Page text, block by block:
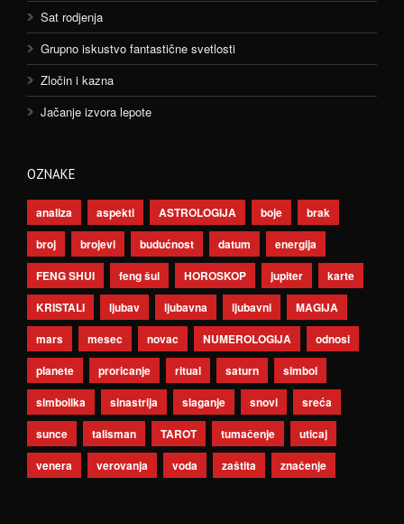
Sat rodjenja
Grupno iskustvo fantastične svetlosti
Zločin i kazna
Jačanje izvora lepote
OZNAKE
analiza aspekti ASTROLOGIJA boje
brak
broj
brojevi budućnost datum
energija
FENG SHUI
feng šui HOROSKOP jupiter
karte
KRISTALI
ljubav ljubavna ljubavni
MAGIJA
mars
mesec novac NUMEROLOGIJA
odnosi
planete
proricanje ritual saturn
simbol
simbolika
sinastrija slaganje snovi
sreća
sunce
talisman TAROT tumačenje
uticaj
venera
verovanja voda zaštita značenje